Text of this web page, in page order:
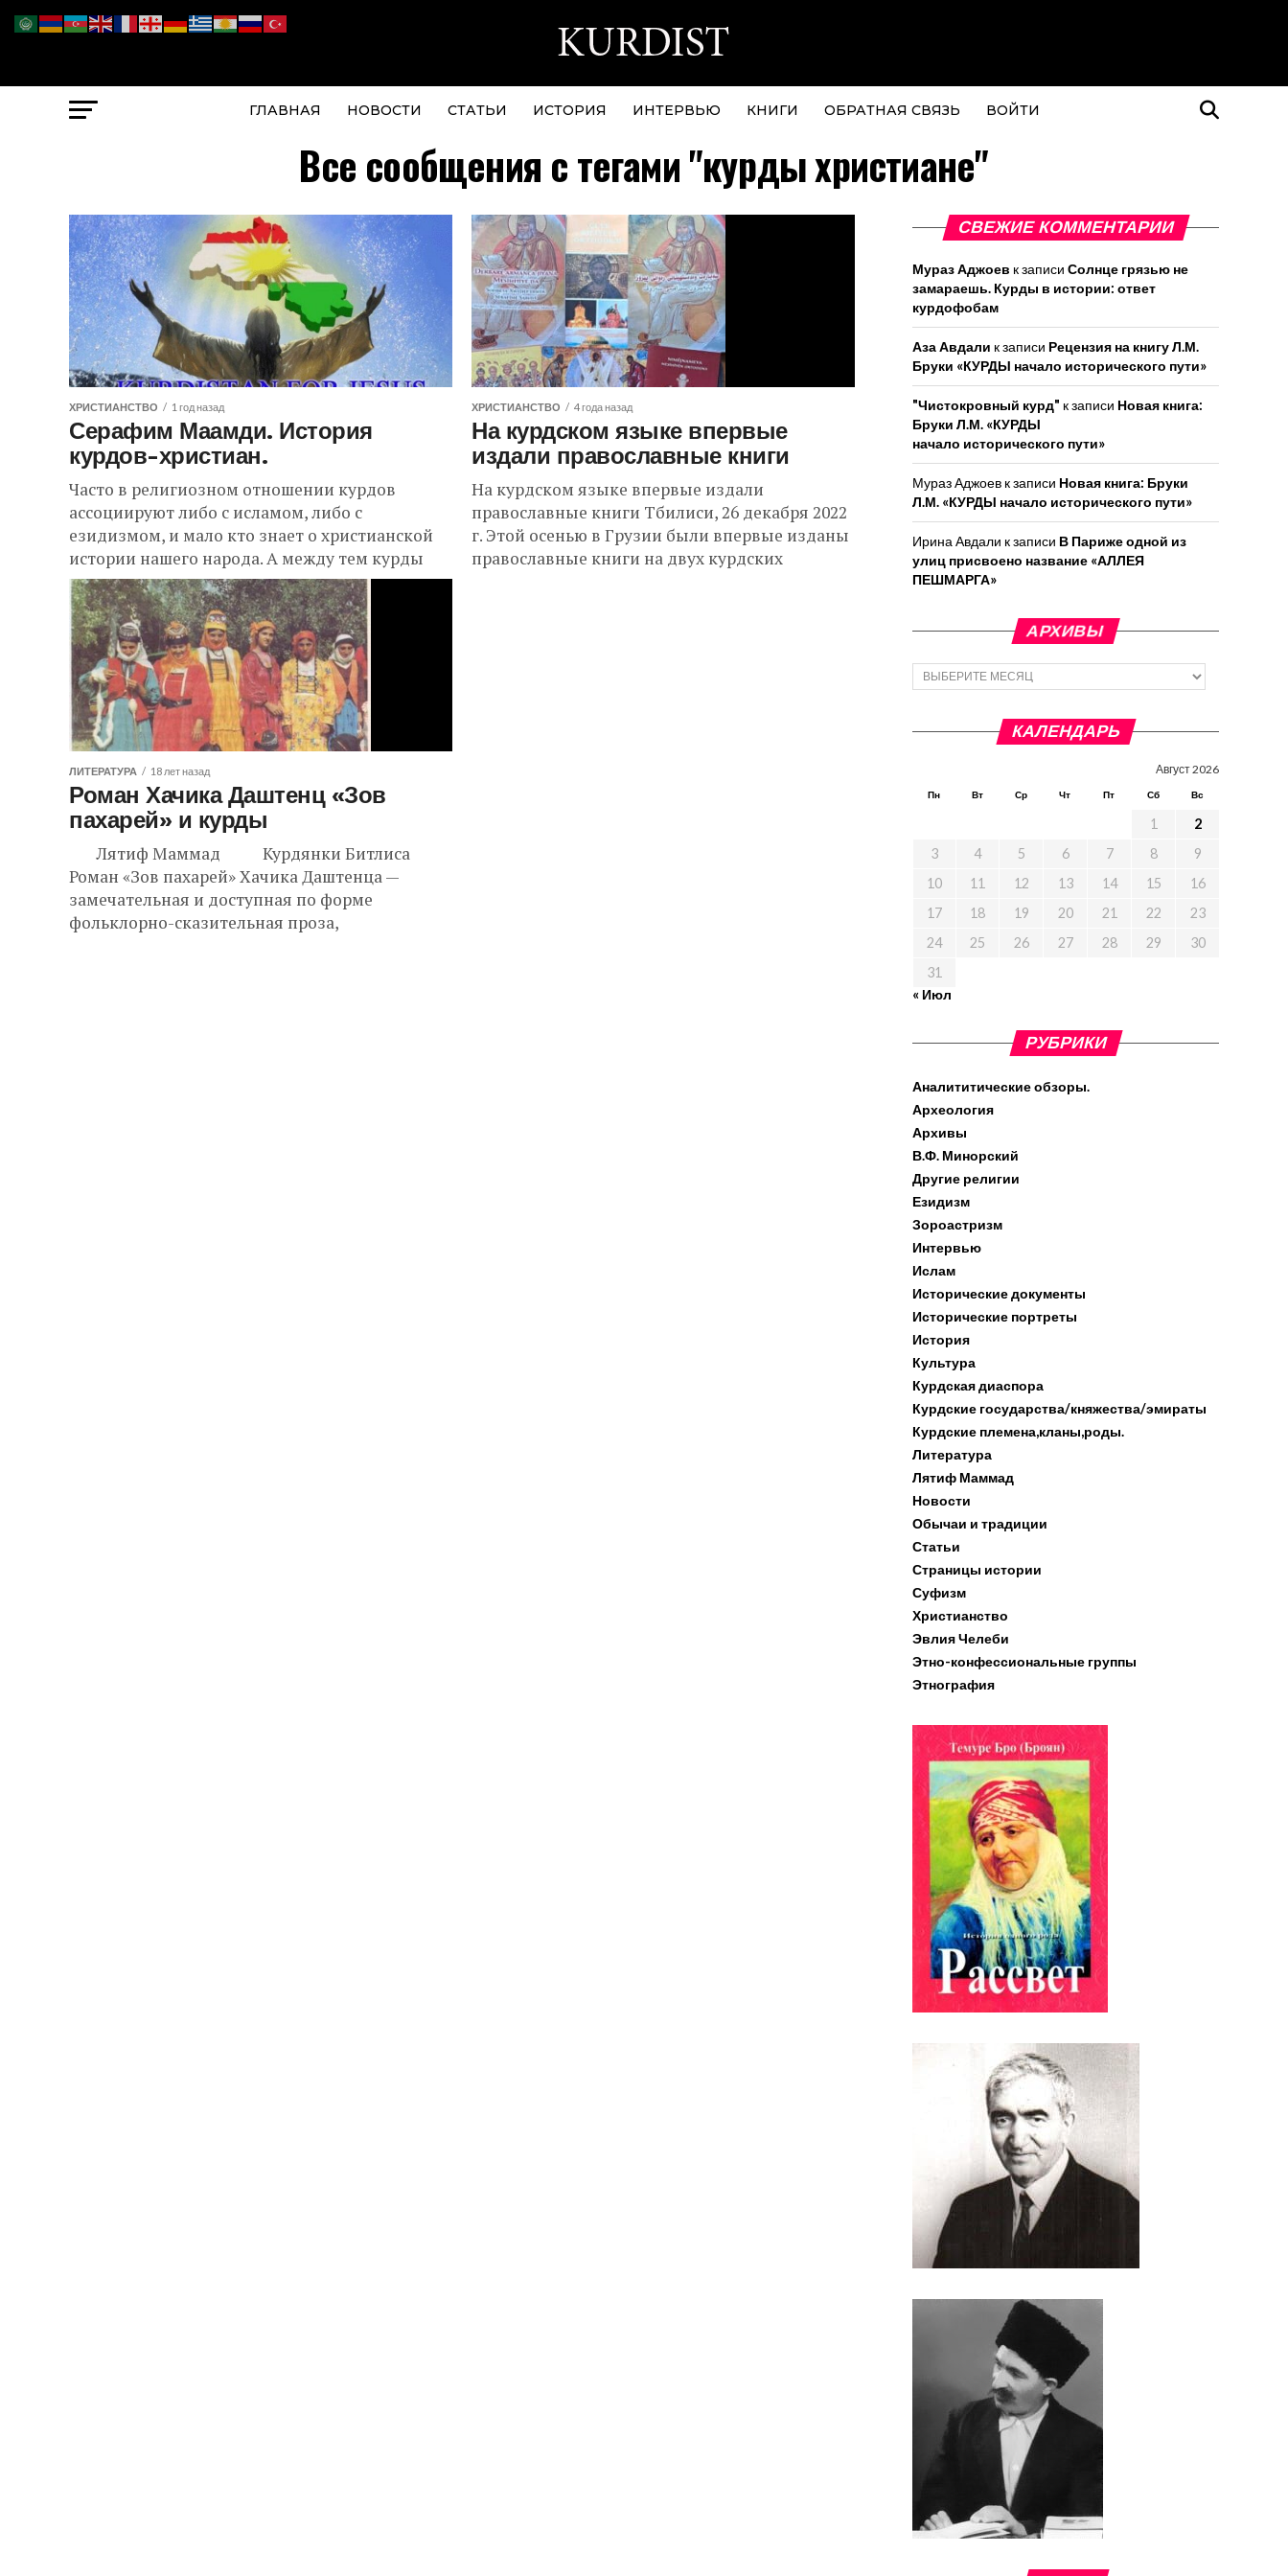
ГЛАВНАЯ НОВОСТИ СТАТЬИ ИСТОРИЯ ИНТЕРВЬЮ КНИГИ ОБРАТНАЯ СВЯЗЬ ВОЙТИ
Все сообщения с тегами "курды христиане"
ХРИСТИАНСТВО 1 год назад
Серафим Маамди. История
курдов-христиан.
Часто в религиозном отношении курдов
ассоциируют либо с исламом, либо с
езидизмом, и мало кто знает о христианской
истории нашего народа. А между тем курды
принадлежат...
ХРИСТИАНСТВО 4 года назад
На курдском языке впервые
издали православные книги
На курдском языке впервые издали
православные книги Тбилиси, 26 декабря 2022
г. Этой осенью в Грузии были впервые изданы
православные книги на двух курдских
ЛИТЕРАТУРА 18 лет назад
Роман Хачика Даштенц «Зов
пахарей» и курды
Лятиф Маммад Курдянки Битлиса
Роман «Зов пахарей» Хачика Даштенца —
замечательная и доступная по форме
фольклорно-сказительная проза,
СВЕЖИЕ КОММЕНТАРИИ
Мураз Аджоев к записи Солнце грязью не
замараешь. Курды в истории: ответ
курдофобам
Аза Авдали к записи Рецензия на книгу Л.М.
Бруки «КУРДЫ начало исторического пути»
"Чистокровный курд" к записи Новая книга:
Бруки Л.М. «КУРДЫ
начало исторического пути»
Мураз Аджоев к записи Новая книга: Бруки
Л.М. «КУРДЫ начало исторического пути»
Ирина Авдали к записи В Париже одной из
улиц присвоено название «АЛЛЕЯ
ПЕШМАРГА»
АРХИВЫ
Архивы
КАЛЕНДАРЬ
Август 2026
Пн Вт Ср Чт Пт Сб Вс
1
2
3
4 5 6 7 8
9
10
11 12 13 14 15
16
17
18 19 20 21 22
23
24
25 26 27 28 29
30
31
« Июл
РУБРИКИ
Аналититические обзоры.
Археология
Архивы
В.Ф. Минорский
Другие религии
Езидизм
Зороастризм
Интервью
Ислам
Исторические документы
Исторические портреты
История
Культура
Курдская диаспора
Курдские государства/княжества/эмираты
Курдские племена,кланы,роды.
Литература
Лятиф Маммад
Новости
Обычаи и традиции
Статьи
Страницы истории
Суфизм
Христианство
Эвлия Челеби
Этно-конфессиональные группы
Этнография